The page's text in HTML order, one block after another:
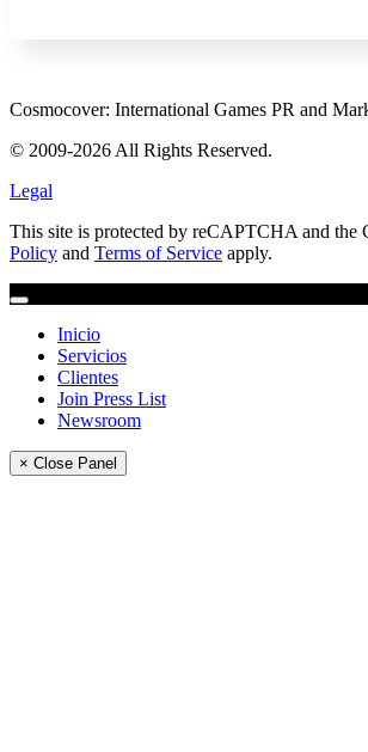
Cosmocover: International Games PR and
© 2009-2026 All Rights Reserved.
Legal
This site is protected by reCAPTCHA and the
Policy and Terms of Service apply.
Inicio
Servicios
Clientes
Join Press List
Newsroom
× Close Panel